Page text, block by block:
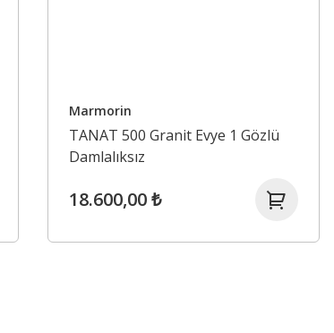
Marmorin
TANAT 500 Granit Evye 1 Gözlü
Damlalıksız
18.600,00 ₺